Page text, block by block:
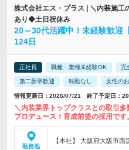
株式会社エス・プラス | ＼内装施
あり◆土日祝休み
20～30代活躍中！未経験歓迎
124日
正社員 職種・業種未経験OK 完
第二新卒歓迎 転勤なし 女性の
情報更新日：2026/07/21 終了予定日：
＼内装業界トップクラスとの取引
プロデュース！育成前提の採用です。
勤務地
【本社】 大阪府大阪市